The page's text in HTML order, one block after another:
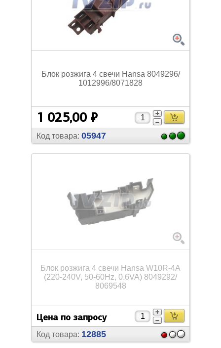
Блок розжига 4 свечи Hansa 8049296/
1012996/8071828
1 025,00 ₽
Код товара: 05947
Блок розжига 4 свечи Hansa W10R-4A
(220-240V, 50-60Hz, 0.6VA) 8049292/
8069548
Цена по запросу
Код товара: 12885